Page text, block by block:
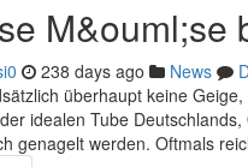
M&ouml;se
238 days ago News
überhaupt keine
idealen Tube
genagelt werden. Oftmals